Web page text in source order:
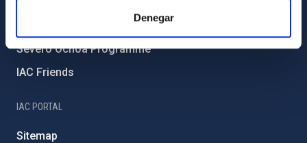
Denegar
Severo Ochoa Programme
IAC Friends
IAC PORTAL
Sitemap